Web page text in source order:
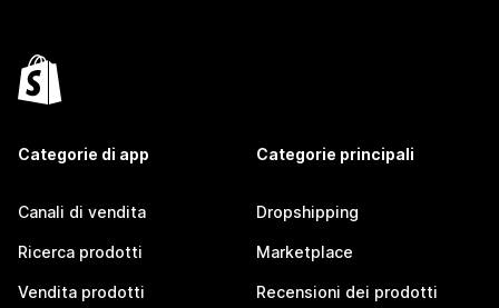
Categorie di app
Canali di vendita
Ricerca prodotti
Vendita prodotti
Categorie principali
Dropshipping
Marketplace
Recensioni dei prodotti